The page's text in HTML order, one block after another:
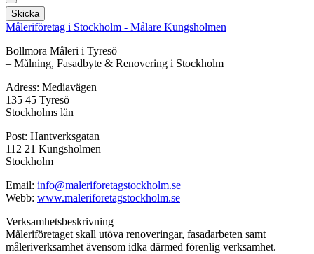
Skicka
Måleriföretag i Stockholm - Målare Kungsholmen
Bollmora Måleri i Tyresö
– Målning, Fasadbyte & Renovering i Stockholm
Adress: Mediavägen
135 45 Tyresö
Stockholms län
Post: Hantverksgatan
112 21 Kungsholmen
Stockholm
Email: info@maleriforetagstockholm.se
Webb: www.maleriforetagstockholm.se
Verksamhetsbeskrivning
Måleriföretaget skall utöva renoveringar, fasadarbeten samt
måleriverksamhet ävensom idka därmed förenlig verksamhet.